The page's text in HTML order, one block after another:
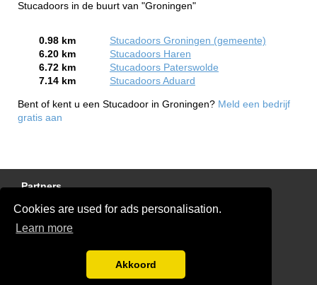
Cookies are used for ads personalisation.
Learn more
Akkoord
Stucadoors in de buurt van "Groningen"
0.98 km
Stucadoors Groningen (gemeente)
6.20 km
Stucadoors Haren
6.72 km
Stucadoors Paterswolde
7.14 km
Stucadoors Aduard
Bent of kent u een Stucadoor in Groningen? Meld een bedrijf
gratis aan
Partners
Gratis Stucadoor Offertes
Disclaimer